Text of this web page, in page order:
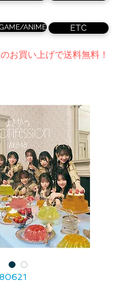
ANIME ETC
お買い上げで送料無料！